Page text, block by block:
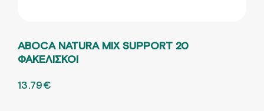
ABOCA NATURA MIX SUPPORT 20
ΦΑΚΕΛΙΣΚΟΙ
ORIGINAL PRICE WAS: 19.70€.
13.79€